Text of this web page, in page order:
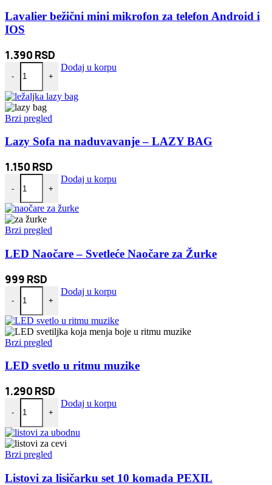
Lavalier bežični mini mikrofon za telefon Android i
IOS
1.390 RSD
-
Lavalier bežični mini mikrofon za telefon Android i IOS količina
+
Dodaj u korpu
Brzi pregled
Lazy Sofa na naduvavanje – LAZY BAG
1.150 RSD
-
Lazy Sofa na naduvavanje - LAZY BAG količina
+
Dodaj u korpu
Brzi pregled
LED Naočare – Svetleće Naočare za Žurke
999 RSD
-
LED Naočare - Svetleće Naočare za Žurke količina
+
Dodaj u korpu
Brzi pregled
LED svetlo u ritmu muzike
1.290 RSD
-
LED svetlo u ritmu muzike količina
+
Dodaj u korpu
Brzi pregled
Listovi za lisičarku set 10 komada PEXIL